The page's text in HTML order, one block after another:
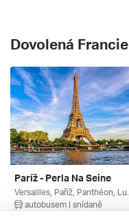
Dovolená Francie
Paríž - Perla Na Seine
autobusem | snídaně